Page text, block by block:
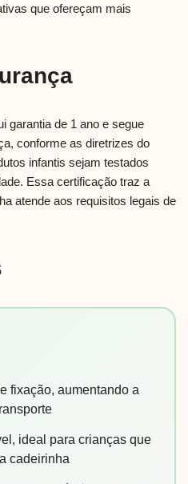
que ofereçam mais
garantia de 1 ano e segue
conforme as diretrizes do
infantis sejam testados
Essa certificação traz a
atende aos requisitos legais de
fixação, aumentando a
ideal para crianças que
cadeirinha